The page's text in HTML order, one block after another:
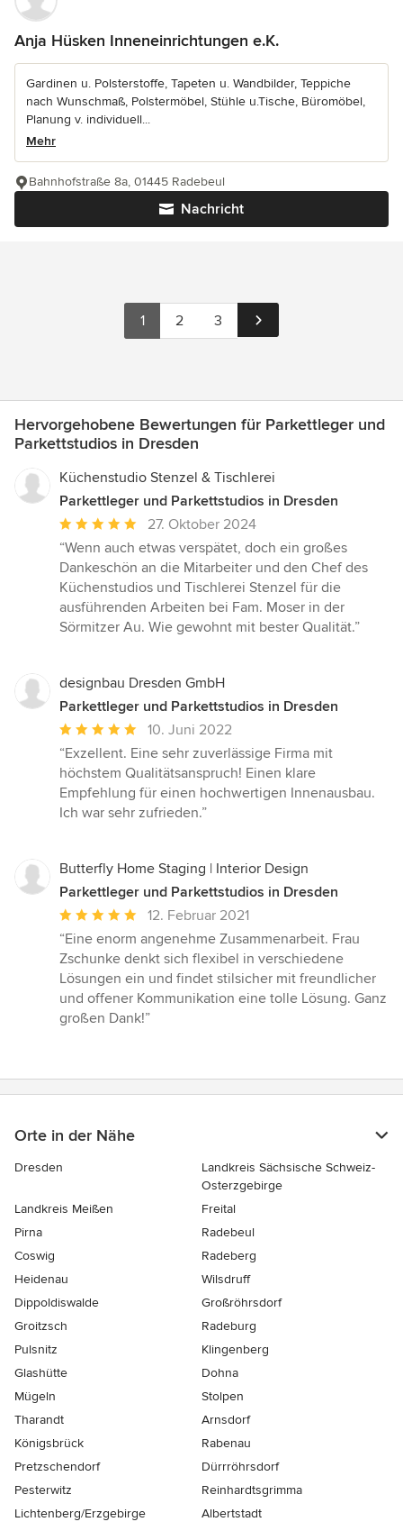
Anja Hüsken Inneneinrichtungen e.K.
Gardinen u. Polsterstoffe, Tapeten u. Wandbilder, Teppiche
nach Wunschmaß, Polstermöbel, Stühle u.Tische, Büromöbel,
Planung v. individuell...
Mehr
Nachricht
Bahnhofstraße 8a, 01445 Radebeul
1 2 3
Hervorgehobene Bewertungen für Parkettleger und
Parkettstudios in Dresden
Küchenstudio Stenzel & Tischlerei
Parkettleger und Parkettstudios in Dresden
Durchschnittliche
Bewertung:
5
von
5
Sternen
27. Oktober 2024
“Wenn auch etwas verspätet, doch ein großes
Dankeschön an die Mitarbeiter und den Chef des
Küchenstudios und Tischlerei Stenzel für die
ausführenden Arbeiten bei Fam. Moser in der
Sörmitzer Au. Wie gewohnt mit bester Qualität.”
designbau Dresden GmbH
Parkettleger und Parkettstudios in Dresden
Durchschnittliche
Bewertung:
5
von
5
10. Juni 2022
“Exzellent. Eine sehr zuverlässige Firma mit
höchstem Qualitätsanspruch! Einen klare
Empfehlung für einen hochwertigen Innenausbau.
Ich war sehr zufrieden.”
Butterfly Home Staging | Interior Design
Parkettleger und Parkettstudios in Dresden
Durchschnittliche
Bewertung:
5
von
5
Sternen
12. Februar 2021
“Eine enorm angenehme Zusammenarbeit. Frau
Zschunke denkt sich flexibel in verschiedene
Lösungen ein und findet stilsicher mit freundlicher
und offener Kommunikation eine tolle Lösung. Ganz
großen Dank!”
Orte in der Nähe
Dresden
Landkreis Sächsische Schweiz-
Osterzgebirge
Landkreis Meißen
Freital
Pirna
Radebeul
Coswig
Radeberg
Heidenau
Wilsdruff
Dippoldiswalde
Großröhrsdorf
Groitzsch
Radeburg
Pulsnitz
Klingenberg
Glashütte
Dohna
Mügeln
Stolpen
Tharandt
Arnsdorf
Königsbrück
Rabenau
Pretzschendorf
Dürrröhrsdorf
Pesterwitz
Reinhardtsgrimma
Lichtenberg/Erzgebirge
Albertstadt